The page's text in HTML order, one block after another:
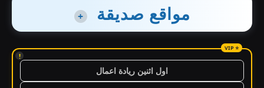
مواقع صديقة +
!
اول اثنين ريادة اعمال